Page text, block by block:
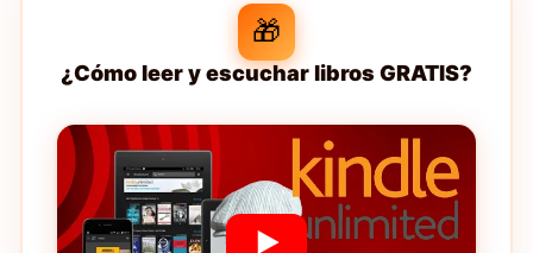
🎁
¿Cómo leer y escuchar libros GRATIS?